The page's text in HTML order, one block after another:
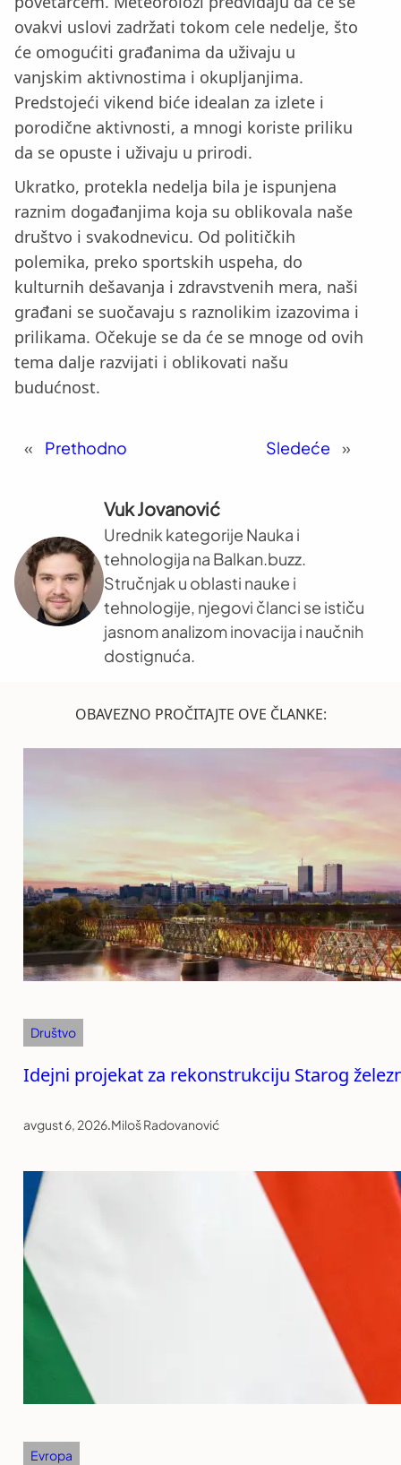
ovakvi uslovi zadržati tokom cele nedelje, što
će omogućiti građanima da uživaju u
vanjskim aktivnostima i okupljanjima.
Predstojeći vikend biće idealan za izlete i
porodične aktivnosti, a mnogi koriste priliku
da se opuste i uživaju u prirodi.
Ukratko, protekla nedelja bila je ispunjena
raznim događanjima koja su oblikovala naše
društvo i svakodnevicu. Od političkih
polemika, preko sportskih uspeha, do
kulturnih dešavanja i zdravstvenih mera, naši
građani se suočavaju s raznolikim izazovima i
prilikama. Očekuje se da će se mnoge od ovih
tema dalje razvijati i oblikovati našu
budućnost.
« Prethodno Sledeće »
Vuk Jovanović
Urednik kategorije Nauka i
tehnologija na Balkan.buzz.
Stručnjak u oblasti nauke i
tehnologije, njegovi članci se ističu
jasnom analizom inovacija i naučnih
dostignuća.
OBAVEZNO PROČITAJTE OVE ČLANKE:
Društvo
Idejni projekat za rekonstrukciju Starog
avgust 6, 2026.Miloš Radovanović
Evropa